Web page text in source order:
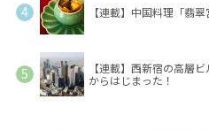
【連載】中国料理「翡
【連載】西新宿の高層
からはじまった！